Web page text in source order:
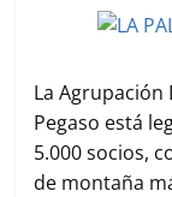
La
Pegaso está
5.000 socios,
de montaña